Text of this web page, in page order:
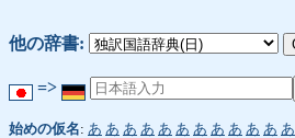
他の辞書:
=>
始めの仮名: あ あ あ あ あ あ あ あ あ あ あ あ